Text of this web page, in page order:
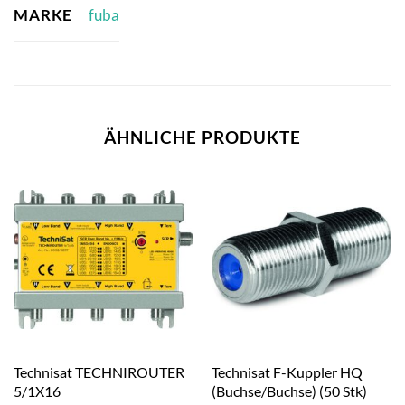
MARKE fuba
ÄHNLICHE PRODUKTE
Technisat TECHNIROUTER
5/1X16
Technisat F-Kuppler HQ
(Buchse/Buchse) (50 Stk)